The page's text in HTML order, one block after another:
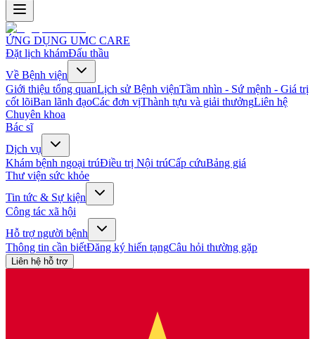
ỨNG DỤNG UMC CARE
Đặt lịch khámĐấu thầu
Về Bệnh viện
Giới thiệu tổng quanLịch sử Bệnh việnTầm nhìn - Sứ mệnh - Giá trị
cốt lõiBan lãnh đạoCác đơn vịThành tựu và giải thưởngLiên hệ
Chuyên khoa
Bác sĩ
Dịch vụ
Khám bệnh ngoại trúĐiều trị Nội trúCấp cứuBảng giá
Thư viện sức khỏe
Tin tức & Sự kiện
Công tác xã hội
Hỗ trợ người bệnh
Thông tin cần biếtĐăng ký hiến tạngCâu hỏi thường gặp
Liên hệ hỗ trợ